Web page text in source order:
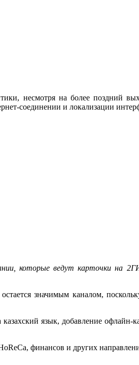
несмотря на более поздний
соединении и локализации
которые ведут карточки на
значимым каналом,
язык, добавление офлайн-
финансов и других